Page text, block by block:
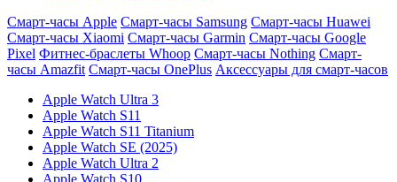
Смарт-часы Apple Смарт-часы Samsung Смарт-часы Huawei
Смарт-часы Xiaomi Смарт-часы Garmin Смарт-часы Google
Pixel Фитнес-браслеты Whoop Смарт-часы Nothing Смарт-
часы Amazfit Смарт-часы OnePlus Аксессуары для смарт-часов
Apple Watch Ultra 3
Apple Watch S11
Apple Watch S11 Titanium
Apple Watch SE (2025)
Apple Watch Ultra 2
Apple Watch S10